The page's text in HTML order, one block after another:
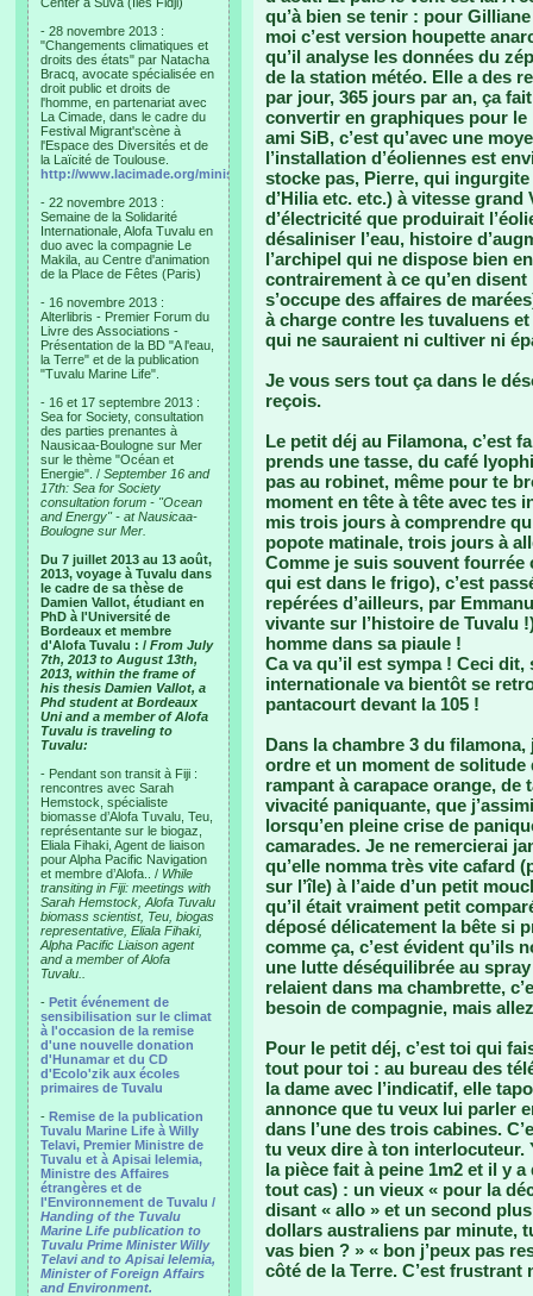
- 28 novembre 2013 :
"Changements climatiques et
droits des états" par Natacha
Bracq, avocate spécialisée en
droit public et droits de
l'homme, en partenariat avec
La Cimade, dans le cadre du
Festival Migrant'scène à
l'Espace des Diversités et de
la Laïcité de Toulouse.
http://www.lacimade.org/minisites/migrantscene
- 22 novembre 2013 :
Semaine de la Solidarité
Internationale, Alofa Tuvalu en
duo avec la compagnie Le
Makila, au Centre d'animation
de la Place de Fêtes (Paris)
- 16 novembre 2013 :
Alterlibris - Premier Forum du
Livre des Associations -
Présentation de la BD "A l'eau,
la Terre" et de la publication
"Tuvalu Marine Life".
- 16 et 17 septembre 2013 :
Sea for Society, consultation
des parties prenantes à
Nausicaa-Boulogne sur Mer
sur le thème "Océan et
Energie". / September 16 and
17th: Sea for Society
consultation forum - "Ocean
and Energy" - at Nausicaa-
Boulogne sur Mer.
Du 7 juillet 2013 au 13 août,
2013, voyage à Tuvalu dans
le cadre de sa thèse de
Damien Vallot, étudiant en
PhD à l'Université de
Bordeaux et membre
d'Alofa Tuvalu : / From July
7th, 2013 to August 13th,
2013, within the frame of
his thesis Damien Vallot, a
Phd student at Bordeaux
Uni and a member of Alofa
Tuvalu is traveling to
Tuvalu:
- Pendant son transit à Fiji :
rencontres avec Sarah
Hemstock, spécialiste
biomasse d’Alofa Tuvalu, Teu,
représentante sur le biogaz,
Eliala Fihaki, Agent de liaison
pour Alpha Pacific Navigation
et membre d’Alofa.. / While
transiting in Fiji: meetings with
Sarah Hemstock, Alofa Tuvalu
biomass scientist, Teu, biogas
representative, Eliala Fihaki,
Alpha Pacific Liaison agent
and a member of Alofa
Tuvalu..
- Petit événement de
sensibilisation sur le climat
à l'occasion de la remise
d'une nouvelle donation
d'Hunamar et du CD
d'Ecolo'zik aux écoles
primaires de Tuvalu
- Remise de la publication
Tuvalu Marine Life à Willy
Telavi, Premier Ministre de
Tuvalu et à Apisai Ielemia,
Ministre des Affaires
étrangères et de
l'Environnement de Tuvalu /
Handing of the Tuvalu
Marine Life publication to
Tuvalu Prime Minister Willy
Telavi and to Apisai Ielemia,
Minister of Foreign Affairs
and Environment.
qu’à bien se tenir : pour
moi c’est version houpette
qu’il analyse les données du
de la station météo. Elle a des
par jour, 365 jours par an, ça
convertir en graphiques pour
ami SiB, c’est qu’avec une
l’installation d’éoliennes est
stocke pas, Pierre, qui ingurgite
d’Hilia etc. etc.) à vitesse
d’électricité que produirait
désaliniser l’eau, histoire
l’archipel qui ne dispose bien
contrairement à ce qu’en
s’occupe des affaires de
à charge contre les tuvaluens
qui ne sauraient ni cultiver ni
Je vous sers tout ça dans le
reçois.
Le petit déj au Filamona, c’est
prends une tasse, du café
pas au robinet, même pour te
moment en tête à tête avec tes
mis trois jours à comprendre
popote matinale, trois jours à
Comme je suis souvent
qui est dans le frigo), c’est
repérées d’ailleurs, par
vivante sur l’histoire de Tuvalu
homme dans sa piaule !
Ca va qu’il est sympa ! Ceci
internationale va bientôt se
pantacourt devant la 105 !
Dans la chambre 3 du
ordre et un moment de solitude
rampant à carapace orange, de
vivacité paniquante, que
lorsqu’en pleine crise de
camarades. Je ne remercierai
qu’elle nomma très vite cafard
sur l’île) à l’aide d’un petit
qu’il était vraiment petit
déposé délicatement la bête si
comme ça, c’est évident qu’ils
une lutte déséquilibrée au
relaient dans ma chambrette,
besoin de compagnie, mais
Pour le petit déj, c’est toi qui
tout pour toi : au bureau des
la dame avec l’indicatif, elle
annonce que tu veux lui parler
dans l’une des trois cabines.
tu veux dire à ton interlocuteur.
la pièce fait à peine 1m2 et il y
tout cas) : un vieux « pour la
disant « allo » et un second
dollars australiens par minute,
vas bien ? » « bon j’peux pas
côté de la Terre. C’est frustrant